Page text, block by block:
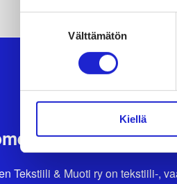
valinta
Välttämätön
Kiellä
Tekstiili &
Tekstiili & Muoti ry on tekstiili-,